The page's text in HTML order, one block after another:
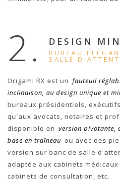
2. DESIGN
BUREAU
SALLE
Origami RX est un fauteuil
inclinaison, au design unique et
bureaux présidentiels,
qu'aux avocats, notaires et
disponible en version pivotante,
base en traîneau ou avec des
version sur banc de salle
adaptée aux cabinets
cabinets de consultation, etc.